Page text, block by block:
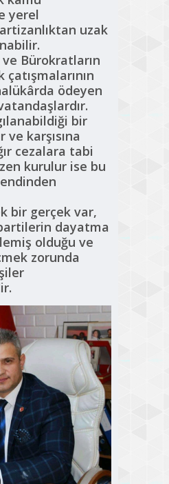
yerel
uzak
Bürokratların
ödeyen
bir
karşısına
cezalara tabi
kurulur ise bu
bir gerçek var,
dayatma
olduğu ve
zorunda